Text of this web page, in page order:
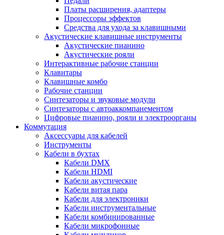
Платы расширения, адаптеры
Процессоры эффектов
Средства для ухода за клавишными
Акустические клавишные инструменты
Акустические пианино
Акустические рояли
Интерактивные рабочие станции
Клавитары
Клавишные комбо
Рабочие станции
Синтезаторы и звуковые модули
Синтезаторы с автоаккомпанементом
Цифровые пианино, рояли и электроорганы
Коммутация
Аксессуары для кабелей
Инструменты
Кабели в бухтах
Кабели DMX
Кабели HDMI
Кабели акустические
Кабели витая пара
Кабели для электроники
Кабели инструментальные
Кабели комбинированные
Кабели микрофонные